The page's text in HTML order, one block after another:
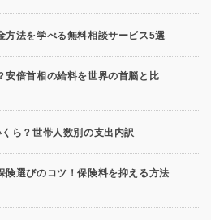
方法を学べる無料相談サービス5選
安倍首相の給料を世界の首脳と比
ら？世帯人数別の支出内訳
険選びのコツ！保険料を抑える方法